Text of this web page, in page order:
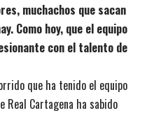
muchachos que sacan
Como hoy, que el equipo
con el talento de
que ha tenido el equipo
Real Cartagena ha sabido